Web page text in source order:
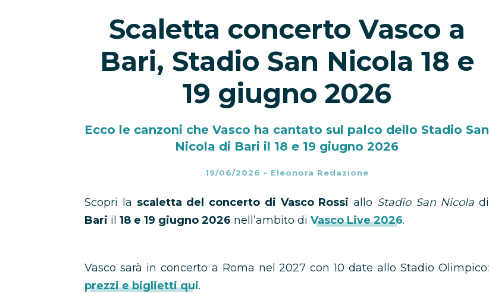
Scaletta concerto Vasco a
Bari, Stadio San Nicola 18 e
19 giugno 2026
Ecco le canzoni che Vasco ha cantato sul palco dello Stadio San
Nicola di Bari il 18 e 19 giugno 2026
19/06/2026 - Eleonora Redazione
Scopri la scaletta del concerto di Vasco Rossi allo Stadio San Nicola di
Bari il 18 e 19 giugno 2026 nell’ambito di Vasco Live 2026.
Vasco sarà in concerto a Roma nel 2027 con 10 date allo Stadio Olimpico:
prezzi e biglietti qui.